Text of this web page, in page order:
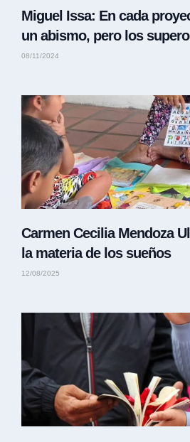
Miguel Issa: En cada
un abismo, pero los supero
08/11/2024
Carmen Cecilia Mendoza
la materia de los sueños
12/08/2025